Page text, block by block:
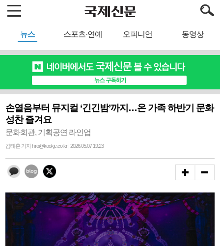
뉴스 스포츠·연예 오피니언 동영상
손열음부터 뮤지컬 ‘긴긴밤’까지…온 가족 하반기 문화
성찬 즐겨요
문화회관, 기획공연 라인업
김태훈 기자 hiro@kookje.co.kr | 2026.05.07 19:23